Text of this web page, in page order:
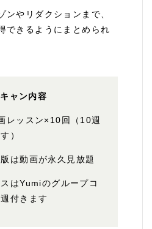
ンやリダクションまで、
できるようにまとめられ
ャン内容
レッスン×10回（10週
）
は動画が永久見放題
はYumiのグループコ
付きます